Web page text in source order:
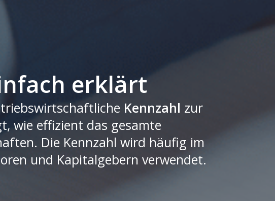
erklärt
Kennzahl zur
wie effizient das gesamte
Die Kennzahl wird häufig im
und Kapitalgebern verwendet.